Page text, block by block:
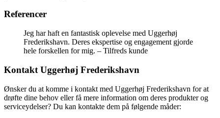
Referencer
Jeg har haft en fantastisk oplevelse med Uggerhøj
Frederikshavn. Deres ekspertise og engagement gjorde
hele forskellen for mig. – Tilfreds kunde
Kontakt Uggerhøj Frederikshavn
Ønsker du at komme i kontakt med Uggerhøj Frederikshavn for at
drøfte dine behov eller få mere information om deres produkter og
serviceydelser? Du kan kontakte dem på følgende måder: